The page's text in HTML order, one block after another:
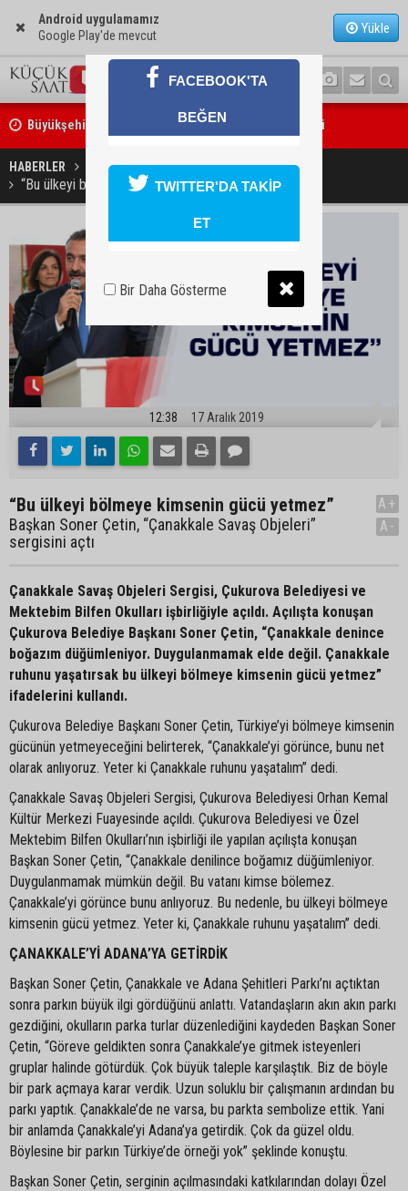
Android uygulamamız
Google Play'de mevcut
Yükle
Büyükşehirden üreticiye 168 adet süt sağım makinesi
Ayhan Barut: "Sıcaklar yaşam hakkını tehdit ediyor"
HABERLER GÜNDEM
“Bu ülkeyi bölmeye kimsenin gücü yetmez”
12:38 17 Aralık 2019
“Bu ülkeyi bölmeye kimsenin gücü yetmez”
Başkan Soner Çetin, “Çanakkale Savaş Objeleri”
sergisini açtı
A+
A-
Çanakkale Savaş Objeleri Sergisi, Çukurova Belediyesi ve
Mektebim Bilfen Okulları işbirliğiyle açıldı. Açılışta konuşan
Çukurova Belediye Başkanı Soner Çetin, “Çanakkale denince
boğazım düğümleniyor. Duygulanmamak elde değil. Çanakkale
ruhunu yaşatırsak bu ülkeyi bölmeye kimsenin gücü yetmez”
ifadelerini kullandı.
Çukurova Belediye Başkanı Soner Çetin, Türkiye’yi bölmeye kimsenin
gücünün yetmeyeceğini belirterek, “Çanakkale’yi görünce, bunu net
olarak anlıyoruz. Yeter ki Çanakkale ruhunu yaşatalım” dedi.
Çanakkale Savaş Objeleri Sergisi, Çukurova Belediyesi Orhan Kemal
Kültür Merkezi Fuayesinde açıldı. Çukurova Belediyesi ve Özel
Mektebim Bilfen Okulları’nın işbirliği ile yapılan açılışta konuşan
Başkan Soner Çetin, “Çanakkale denilince boğamız düğümleniyor.
Duygulanmamak mümkün değil. Bu vatanı kimse bölemez.
Çanakkale’yi görünce bunu anlıyoruz. Bu nedenle, bu ülkeyi bölmeye
kimsenin gücü yetmez. Yeter ki, Çanakkale ruhunu yaşatalım” dedi.
ÇANAKKALE’Yİ ADANA’YA GETİRDİK
Başkan Soner Çetin, Çanakkale ve Adana Şehitleri Parkı’nı açtıktan
sonra parkın büyük ilgi gördüğünü anlattı. Vatandaşların akın akın parkı
gezdiğini, okulların parka turlar düzenlediğini kaydeden Başkan Soner
Çetin, “Göreve geldikten sonra Çanakkale’ye gitmek isteyenleri
gruplar halinde götürdük. Çok büyük taleple karşılaştık. Biz de böyle
bir park açmaya karar verdik. Uzun soluklu bir çalışmanın ardından bu
parkı yaptık. Çanakkale’de ne varsa, bu parkta sembolize ettik. Yani
bir anlamda Çanakkale’yi Adana’ya getirdik. Çok da güzel oldu.
Böylesine bir parkın Türkiye’de örneği yok” şeklinde konuştu.
Başkan Soner Çetin, serginin açılmasındaki katkılarından dolayı Özel
FACEBOOK'TA
BEĞEN
TWITTER'DA TAKİP
ET
Bir Daha Gösterme